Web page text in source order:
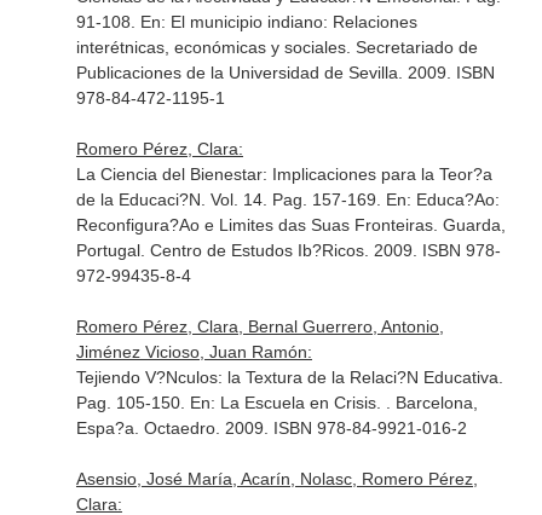
91-108. En: El municipio indiano: Relaciones
interétnicas, económicas y sociales. Secretariado de
Publicaciones de la Universidad de Sevilla. 2009. ISBN
978-84-472-1195-1
Romero Pérez, Clara:
La Ciencia del Bienestar: Implicaciones para la Teor?a
de la Educaci?N. Vol. 14. Pag. 157-169. En: Educa?Ao:
Reconfigura?Ao e Limites das Suas Fronteiras. Guarda,
Portugal. Centro de Estudos Ib?Ricos. 2009. ISBN 978-
972-99435-8-4
Romero Pérez, Clara, Bernal Guerrero, Antonio,
Jiménez Vicioso, Juan Ramón:
Tejiendo V?Nculos: la Textura de la Relaci?N Educativa.
Pag. 105-150. En: La Escuela en Crisis. . Barcelona,
Espa?a. Octaedro. 2009. ISBN 978-84-9921-016-2
Asensio, José María, Acarín, Nolasc, Romero Pérez,
Clara: